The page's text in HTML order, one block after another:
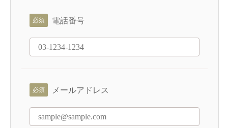
電話番号
メールアドレス